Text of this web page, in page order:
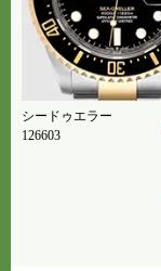
シードゥエラー
126603